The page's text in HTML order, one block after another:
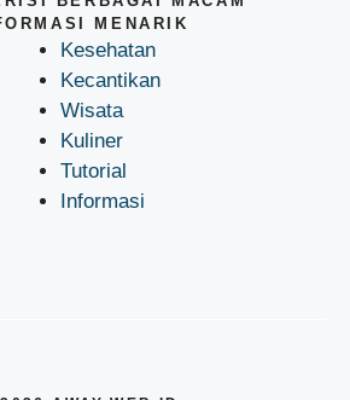
MENARIK
Kesehatan
Kecantikan
Wisata
Kuliner
Tutorial
Informasi